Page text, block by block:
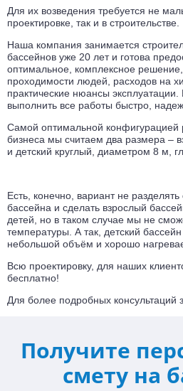
Для их возведения требуется не
проектировке, так и в строительстве.
Наша компания занимается
бассейнов уже 20 лет и готова
оптимальное, комплексное
проходимости людей, расходов на
практические нюансы
выполнить все работы быстро,
Самой оптимальной конфигурацией
бизнеса мы считаем два размера –
и детский круглый, диаметром 8 м,
Есть, конечно, вариант не
бассейна и сделать взрослый
детей, но в таком случае мы не
температуры. А так, детский
небольшой объём и хорошо
Всю проектировку, для наших
бесплатно!
Для более подробных консультаций
Получите
смету на